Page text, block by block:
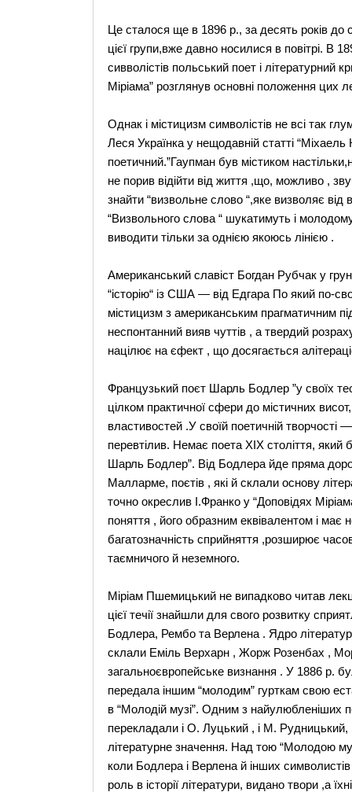
Це сталося ще в 1896 р., за десять років до
цієї групи,вже давно носилися в повітрі. В
сивволістів польський поет і літературний
Міріама” розглянув основні положення цих
Однак і містицизм символістів не всі так
Леся Українка у нещодавній статті
поетичний.”Гаупман був містиком
не порив відійти від життя ,що, можливо ,
знайти “визвольне слово “,яке визволяє від
“Визвольного слова “ шукатимуть і
виводити тільки за однією якоюсь лінією .
Американський славіст Богдан Рубчак у
“історію“ із США — від Едгара По який по-
містицизм з американським прагматичним
неспонтанний вияв чуттів , а твердий
націлює на єфект , що досягається
Французький поєт Шарль Бодлер ”у своїх
цілком практичної сфери до містичних
властивостей .У своїй поетичній творчості
перевтілив. Немає поета ХІХ століття,
Шарль Бодлер”. Від Бодлера йде пряма
Малларме, поєтів , які й склали основу
точно окреслив І.Франко у “Доповідях
поняття , його образним еквівалентом і
багатозначність сприйняття ,розширює
таємничого й неземного.
Міріам Пшемицький не випадково читав
цієї течії знайшли для свого розвитку
Бодлера, Рембо та Верлена . Ядро
склали Еміль Верхарн , Жорж Розенбах ,
загальноєвропейське визнання . У 1886 р.
передала іншим “молодим” гурткам свою
в “Молодій музі”. Одним з найулюбленіших
перекладали і О. Луцький , і М. Рудницький,
літературне значення. Над тою “Молодою
коли Бодлера і Верлена й інших
роль в історії літератури, видано твори ,а